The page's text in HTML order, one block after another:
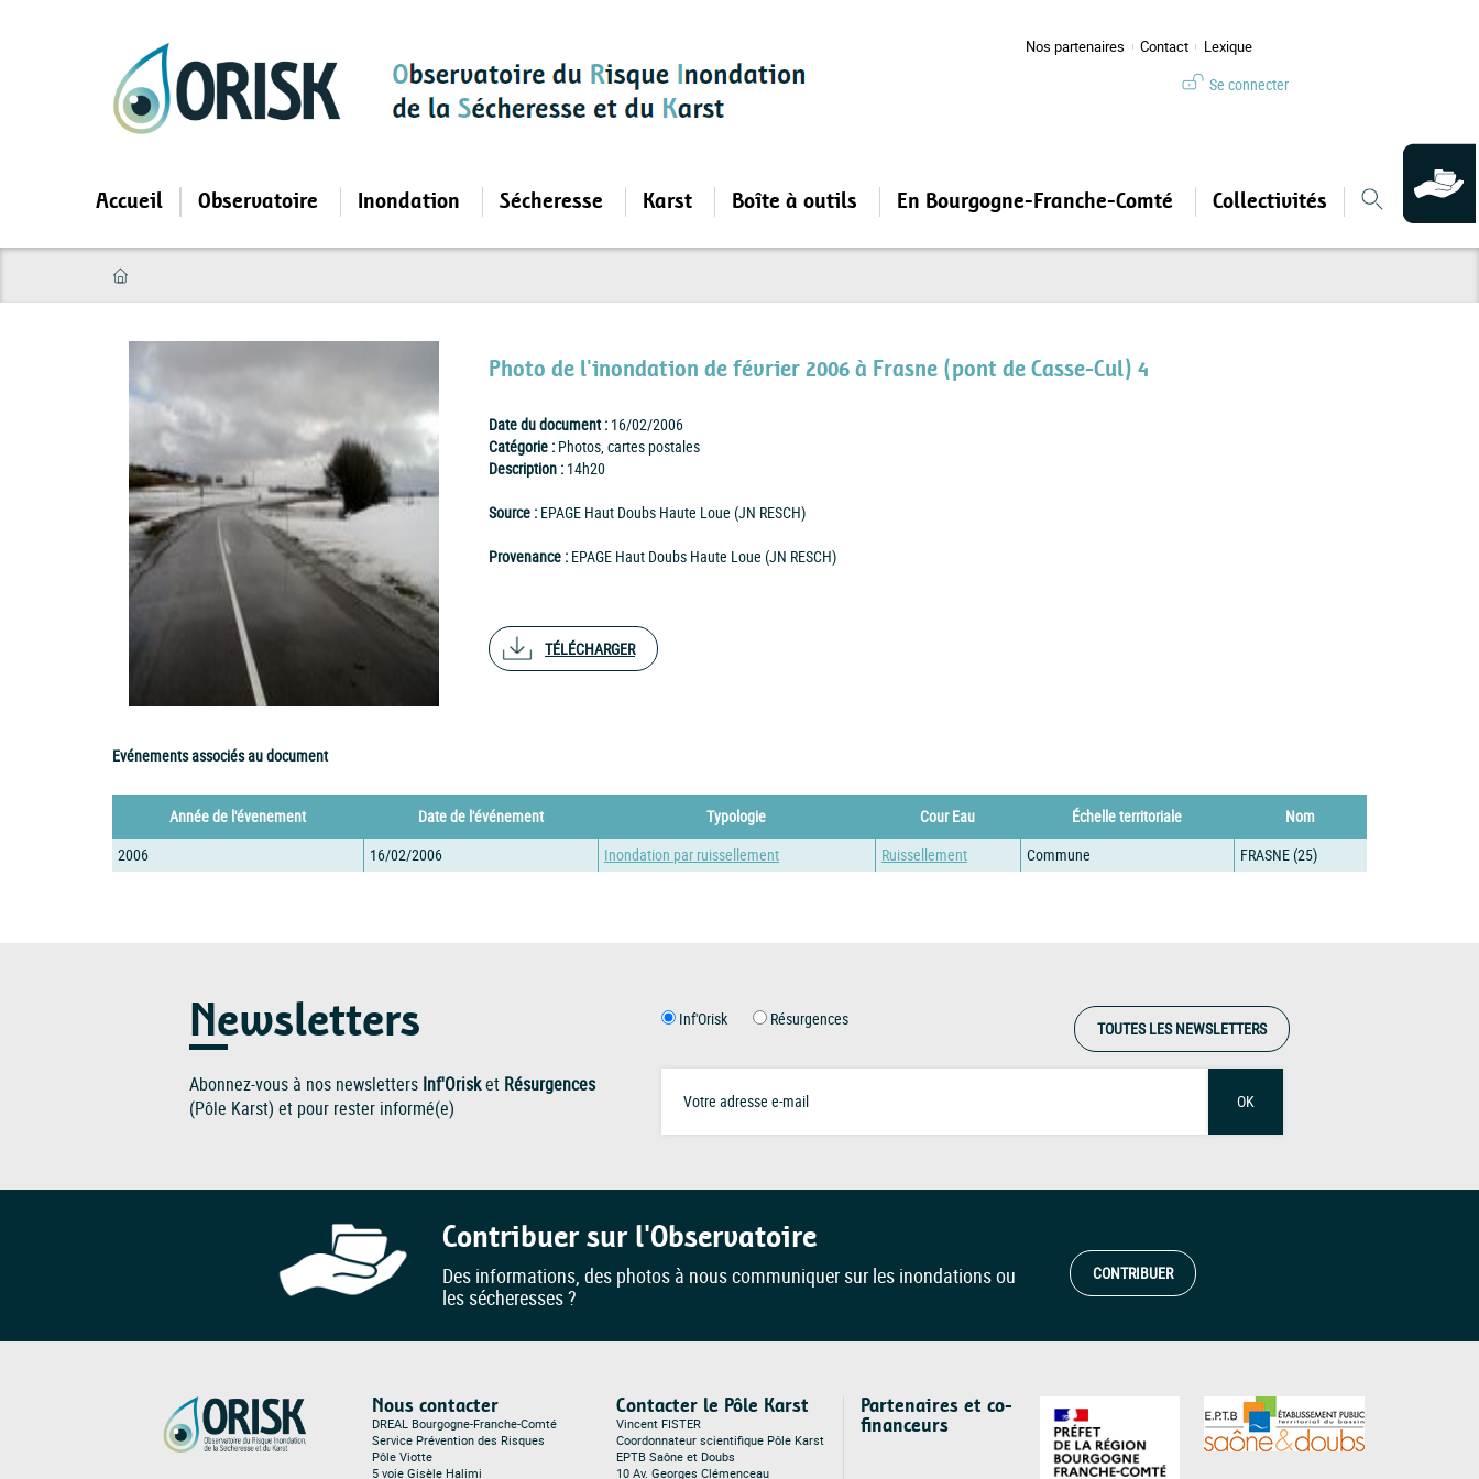
Nos partenaires Contact Lexique
Se connecter
Accueil Observatoire Inondation Sécheresse Karst Boîte à outils En Bourgogne-Franche-Comté Collectivités
Photo de l'inondation de février 2006 à Frasne (pont de Casse-Cul) 4
Date du document : 16/02/2006
Catégorie : Photos, cartes postales
Description : 14h20
Source : EPAGE Haut Doubs Haute Loue (JN RESCH)
Provenance : EPAGE Haut Doubs Haute Loue (JN RESCH)
TÉLÉCHARGER
Evénements associés au document
Année de l'évenement Date de l'événement Typologie Cour Eau Échelle territoriale
Nom
2006
16/02/2006 Inondation par ruissellement Ruissellement Commune FRASNE (25)
Newsletters
Abonnez-vous à nos newsletters Inf'Orisket Résurgences
(Pôle Karst) et pour rester informé(e)
Inf'Orisk Résurgences TOUTES LES NEWSLETTERS
OK
Contribuer sur l'Observatoire
Des informations, des photos à nous communiquer sur les inondations ou
les sécheresses ?
CONTRIBUER
Nous contacter
DREAL Bourgogne-Franche-Comté
Service Prévention des Risques
Pôle Viotte
5 voie Gisèle Halimi
Contacter le Pôle Karst
Vincent FISTER
Coordonnateur scientifique Pôle Karst
EPTB Saône et Doubs
10 Av. Georges Clémenceau
Partenaires et co-
financeurs